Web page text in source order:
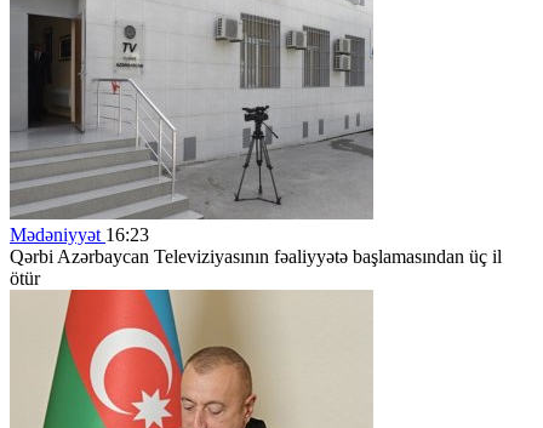
Mədəniyyət 16:23
Qərbi Azərbaycan Televiziyasının fəaliyyətə başlamasından üç il
ötür